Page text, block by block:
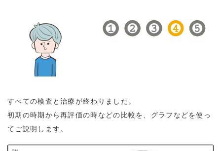
すべての検査と治療が終わりました。
初期の時期から再評価の時などの比較を、グラフなどを使っ
てご説明します。